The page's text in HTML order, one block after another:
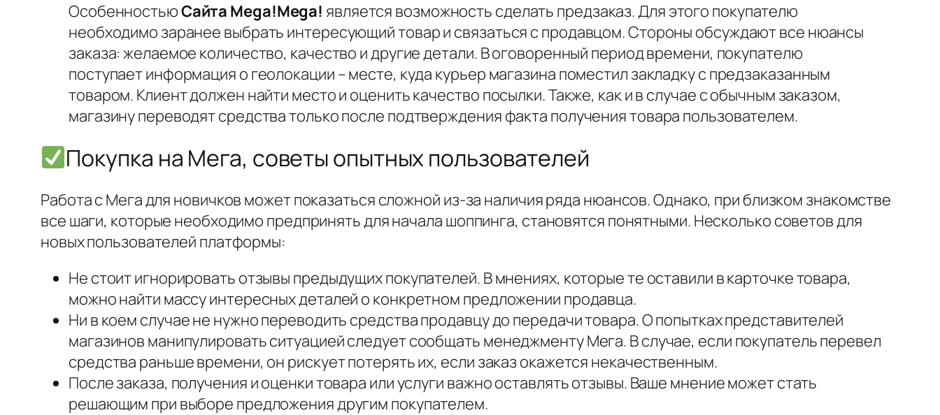
ОсобенностьюСайта Mega!Mega! является возможность сделать предзаказ. Для этого покупателю
необходимо заранее выбрать интересующий товар и связаться с продавцом. Стороны обсуждают все нюансы
заказа: желаемое количество, качество и другие детали. В оговоренный период времени, покупателю
поступает информация о геолокации – месте, куда курьер магазина поместил закладку с предзаказанным
товаром. Клиент должен найти место и оценить качество посылки. Также, как и в случае с обычным заказом,
магазину переводят средства только после подтверждения факта получения товара пользователем.
Покупка на Мега, советы опытных пользователей
Работа с Мега для новичков может показаться сложной из-за наличия ряда нюансов. Однако, при близком знакомстве
все шаги, которые необходимо предпринять для начала шоппинга, становятся понятными. Несколько советов для
новых пользователей платформы:
Не стоит игнорировать отзывы предыдущих покупателей. В мнениях, которые те оставили в карточке товара,
можно найти массу интересных деталей о конкретном предложении продавца.
Ни в коем случае не нужно переводить средства продавцу до передачи товара. О попытках представителей
магазинов манипулировать ситуацией следует сообщать менеджменту Мега. В случае, если покупатель перевел
средства раньше времени, он рискует потерять их, если заказ окажется некачественным.
После заказа, получения и оценки товара или услуги важно оставлять отзывы. Ваше мнение может стать
решающим при выборе предложения другим покупателем.